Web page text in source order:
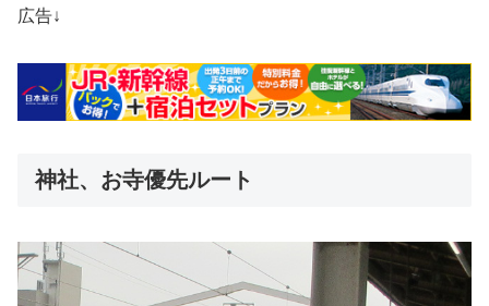
広告↓
神社、お寺優先ルート